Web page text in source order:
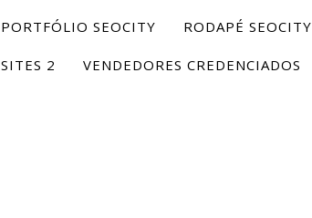
PORTFÓLIO SEOCITY RODAPÉ SEOCITY
SITES 2 VENDEDORES CREDENCIADOS